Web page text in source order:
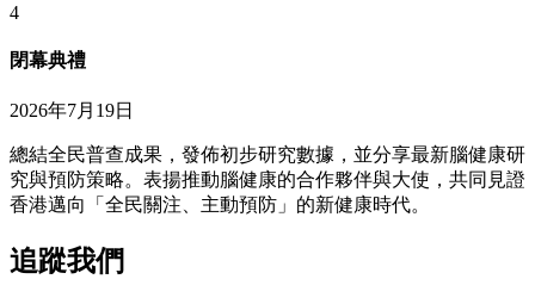
4
閉幕典禮
2026年7月19日
總結全民普查成果，發佈初步研究數據，並分享最新腦健康研
究與預防策略。表揚推動腦健康的合作夥伴與大使，共同見證
香港邁向「全民關注、主動預防」的新健康時代。
追蹤我們